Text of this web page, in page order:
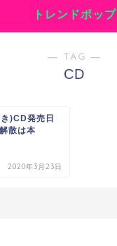
トレンドポップ
― TAG ―
CD
)CD発売日
散は本
2020年3月23日